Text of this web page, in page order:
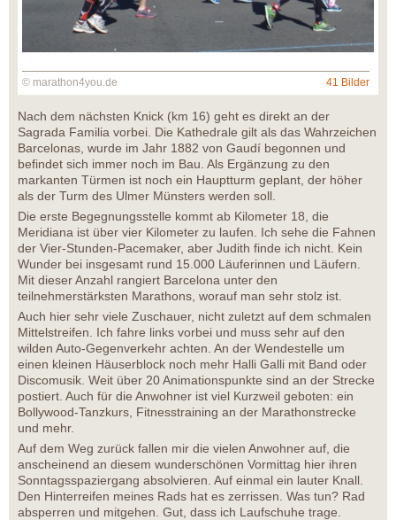
© marathon4you.de 41 Bilder
Nach dem nächsten Knick (km 16) geht es direkt an der
Sagrada Familia vorbei. Die Kathedrale gilt als das Wahrzeichen
Barcelonas, wurde im Jahr 1882 von Gaudí begonnen und
befindet sich immer noch im Bau. Als Ergänzung zu den
markanten Türmen ist noch ein Hauptturm geplant, der höher
als der Turm des Ulmer Münsters werden soll.
Die erste Begegnungsstelle kommt ab Kilometer 18, die
Meridiana ist über vier Kilometer zu laufen. Ich sehe die Fahnen
der Vier-Stunden-Pacemaker, aber Judith finde ich nicht. Kein
Wunder bei insgesamt rund 15.000 Läuferinnen und Läufern.
Mit dieser Anzahl rangiert Barcelona unter den
teilnehmerstärksten Marathons, worauf man sehr stolz ist.
Auch hier sehr viele Zuschauer, nicht zuletzt auf dem schmalen
Mittelstreifen. Ich fahre links vorbei und muss sehr auf den
wilden Auto-Gegenverkehr achten. An der Wendestelle um
einen kleinen Häuserblock noch mehr Halli Galli mit Band oder
Discomusik. Weit über 20 Animationspunkte sind an der Strecke
postiert. Auch für die Anwohner ist viel Kurzweil geboten: ein
Bollywood-Tanzkurs, Fitnesstraining an der Marathonstrecke
und mehr.
Auf dem Weg zurück fallen mir die vielen Anwohner auf, die
anscheinend an diesem wunderschönen Vormittag hier ihren
Sonntagsspaziergang absolvieren. Auf einmal ein lauter Knall.
Den Hinterreifen meines Rads hat es zerrissen. Was tun? Rad
absperren und mitgehen. Gut, dass ich Laufschuhe trage.